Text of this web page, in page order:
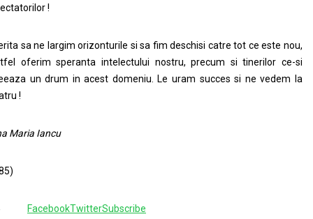
!
sa ne largim orizonturile si sa fim deschisi catre tot ce este nou,
oferim speranta intelectului nostru, precum si tinerilor ce-si
un drum in acest domeniu. Le uram succes si ne vedem la
!
Maria Iancu
FacebookTwitterSubscribe